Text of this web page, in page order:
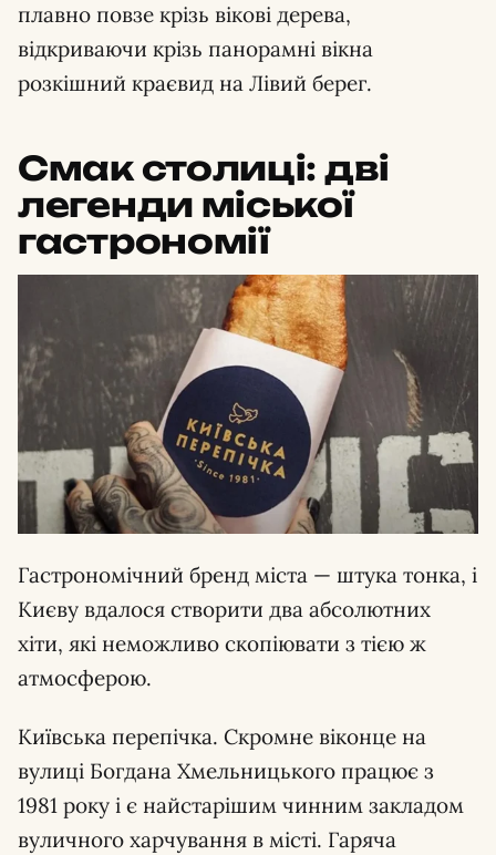
плавно повзе крізь вікові дерева,
відкриваючи крізь панорамні вікна
розкішний краєвид на Лівий берег.
Смак столиці: дві
легенди міської
гастрономії
Гастрономічний бренд міста — штука тонка, і
Києву вдалося створити два абсолютних
хіти, які неможливо скопіювати з тією ж
атмосферою.
Київська перепічка. Скромне віконце на
вулиці Богдана Хмельницького працює з
1981 року і є найстарішим чинним закладом
вуличного харчування в місті. Гаряча